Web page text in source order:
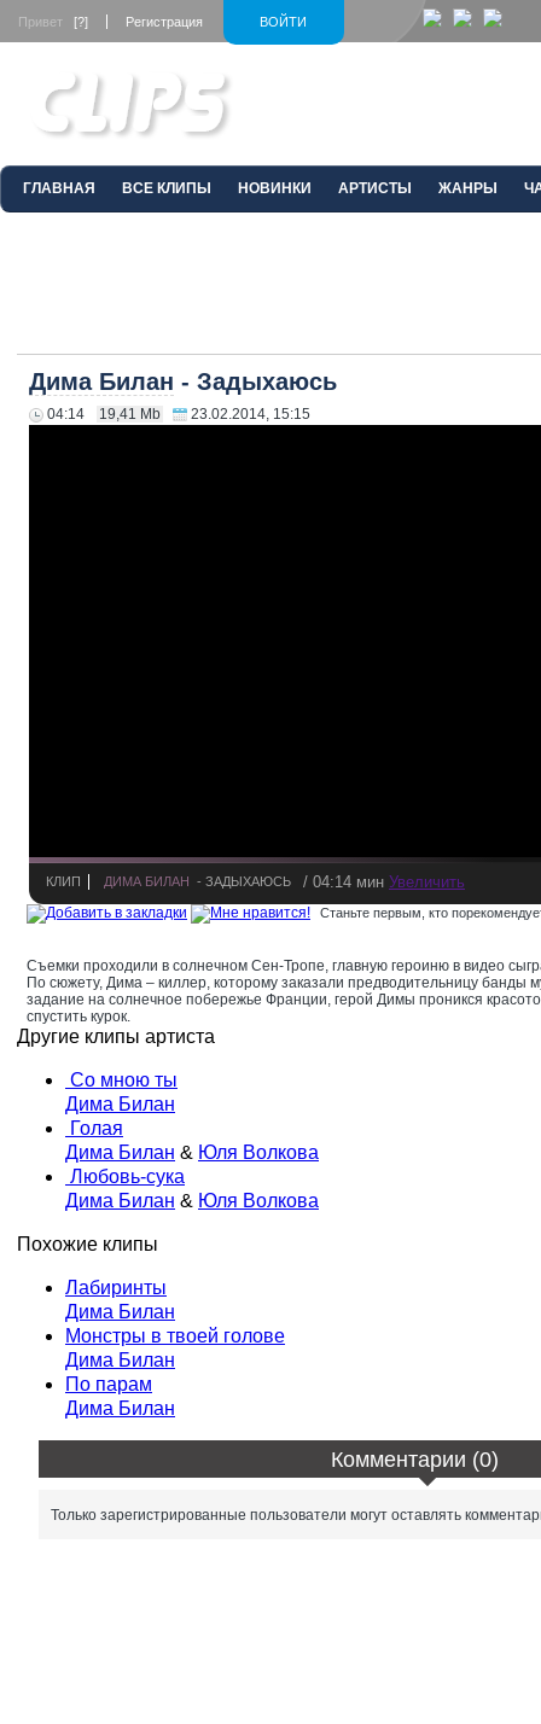
ВОЙТИ
Привет [?] Регистрация
ГЛАВНАЯ ВСЕ КЛИПЫ НОВИНКИ АРТИСТЫ ЖАНРЫ
Дима Билан - Задыхаюсь
04:14 19,41 Mb 23.02.2014, 15:15
КЛИП ДИМА БИЛАН - ЗАДЫХАЮСЬ / 04:14 мин Увеличить
Станьте первым, кто
Съемки проходили в солнечном Сен-Тропе, главную героиню в видео
По сюжету, Дима – киллер, которому заказали предводительницу банды
задание на солнечное побережье Франции, герой Димы проникся
спустить курок.
Другие клипы артиста
Со мною ты
Дима Билан
Голая
Дима Билан & Юля Волкова
Любовь-сука
Дима Билан & Юля Волкова
Похожие клипы
Лабиринты
Дима Билан
Монстры в твоей голове
Дима Билан
По парам
Дима Билан
Комментарии (0)
Только зарегистрированные пользователи могут оставлять